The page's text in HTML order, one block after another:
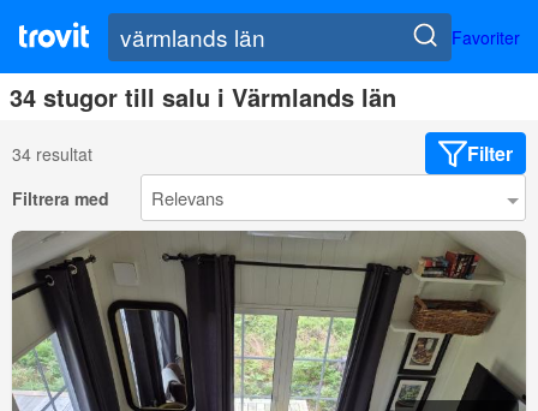
Favoriter
34 stugor till salu i Värmlands län
34 resultat Filter
Filtrera med